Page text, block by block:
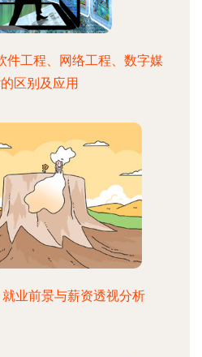
件工程、网络工程、数字媒
区别及应用
业前景与薪资透视分析